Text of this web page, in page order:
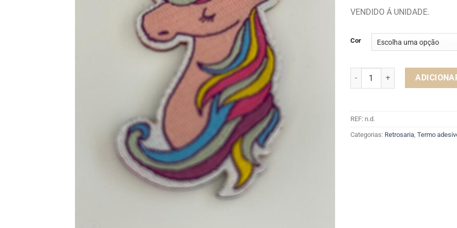
VENDIDO Á UNIDADE.
Cor
Quantidade de TERMO
REF: n.d.
Categorias: Retrosaria, Termo